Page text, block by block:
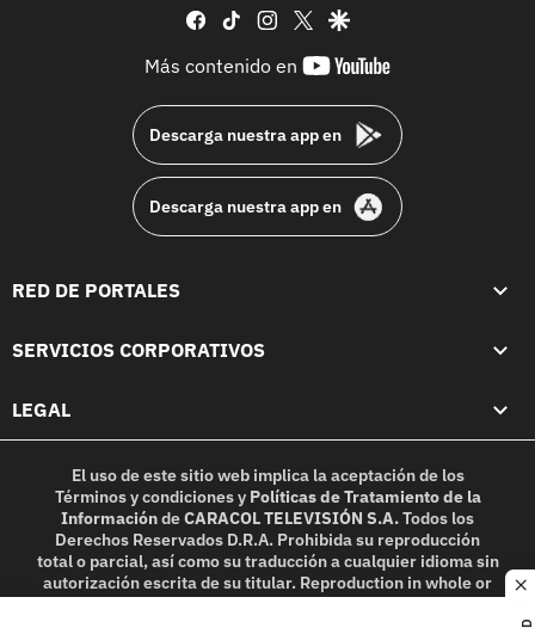
facebook
tiktok instagram
twittergoogle
Más contenido en
youtube-
Descarga nuestra app en
Descarga nuestra app en
RED DE PORTALES
SERVICIOS CORPORATIVOS
LEGAL
El uso de este sitio web implica la aceptación de los
Términos y condicionesy Políticas de Tratamiento de la
InformacióndeCARACOL TELEVISIÓN S.A.Todos los
Derechos Reservados D.R.A. Prohibida su reproducción
total o parcial, así como su traducción a cualquier idioma sin
autorización escrita de su titular. Reproduction in whole or
in part, or translation without written permission is